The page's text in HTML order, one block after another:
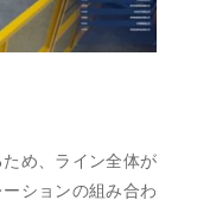
め、ライン全体が
ションの組み合わ